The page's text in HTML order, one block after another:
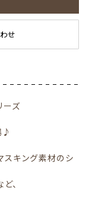
せ
ズ
♪
スキング素材のシ
、